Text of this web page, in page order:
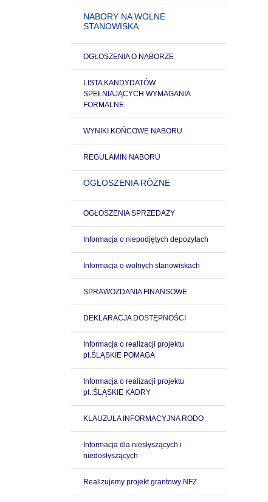
NABORY NA WOLNE
STANOWISKA
OGŁOSZENIA O NABORZE
LISTA KANDYDATÓW
SPEŁNIAJĄCYCH WYMAGANIA
FORMALNE
WYNIKI KOŃCOWE NABORU
REGULAMIN NABORU
OGŁOSZENIA RÓŻNE
OGŁOSZENIA SPRZEDAŻY
Informacja o niepodjętych depozytach
Informacja o wolnych stanowiskach
SPRAWOZDANIA FINANSOWE
DEKLARACJA DOSTĘPNOŚCI
Informacja o realizacji projektu
pt.ŚLĄSKIE POMAGA
Informacja o realizacji projektu
pt.:ŚLĄSKIE KADRY
KLAUZULA INFORMACYJNA RODO
Informacja dla niesłyszących i
niedosłyszących
Realizujemy projekt grantowy NFZ